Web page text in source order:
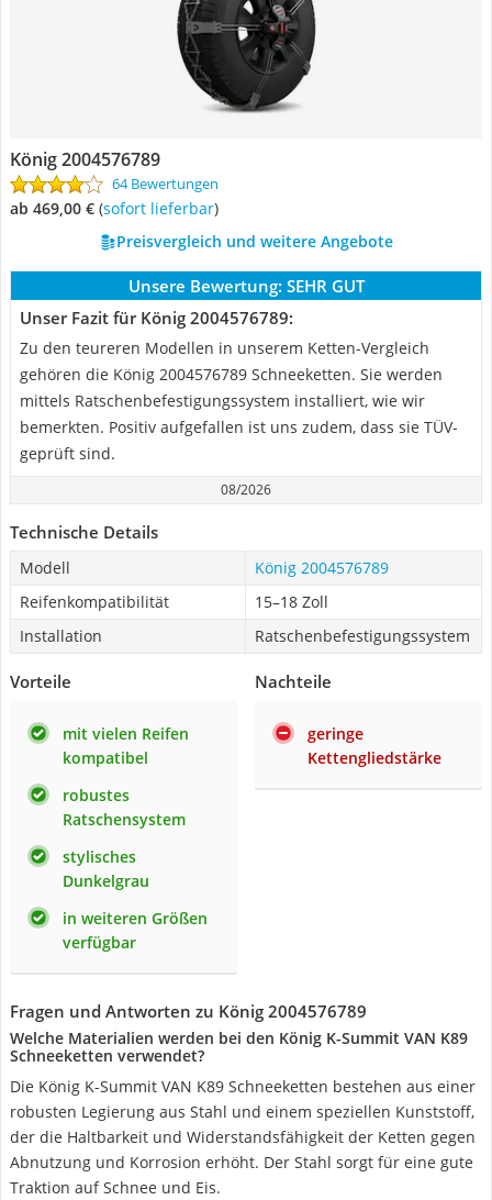
König 2004576789
64 Bewertungen
ab 469,00 € ( Sofort lieferbar)
Preisvergleich und weitere Angebote
Unsere Bewertung: SEHR GUT
Unser Fazit für König 2004576789:
Zu den teureren Modellen in unserem Ketten-Vergleich
gehören die König 2004576789 Schneeketten. Sie werden
mittels Ratschenbefestigungssystem installiert, wie wir
bemerkten. Positiv aufgefallen ist uns zudem, dass sie TÜV-
geprüft sind.
08/2026
Technische Details
Modell
König 2004576789
Reifenkompatibilität
15–18 Zoll
Installation
Ratschenbefestigungssystem
Vorteile
mit vielen Reifen
kompatibel
robustes
Ratschensystem
stylisches
Dunkelgrau
in weiteren Größen
verfügbar
Nachteile
geringe
Kettengliedstärke
Fragen und Antworten zu König 2004576789
Welche Materialien werden bei den König K-Summit VAN K89
Schneeketten verwendet?
Die König K-Summit VAN K89 Schneeketten bestehen aus einer
robusten Legierung aus Stahl und einem speziellen Kunststoff,
der die Haltbarkeit und Widerstandsfähigkeit der Ketten gegen
Abnutzung und Korrosion erhöht. Der Stahl sorgt für eine gute
Traktion auf Schnee und Eis.